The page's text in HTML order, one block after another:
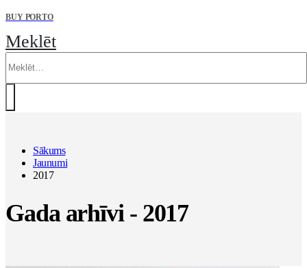
BUY PORTO
Meklēt
Sākums
Jaunumi
2017
Gada arhīvi - 2017